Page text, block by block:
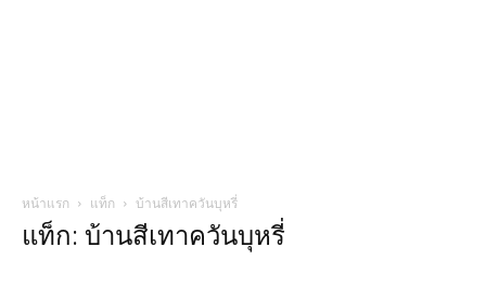
หน้าแรก แท็ก บ้านสีเทาควันบุหรี่
แท็ก: บ้านสีเทาควันบุหรี่